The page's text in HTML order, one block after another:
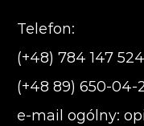
Telefon:
(+48) 784 147 524
(+48 89) 650-04-
e-mail ogólny: